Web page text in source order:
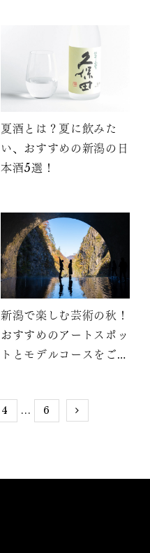
夏酒とは？夏に飲みた
い、おすすめの新潟の日
本酒5選！
新潟で楽しむ芸術の秋！
おすすめのアートスポッ
トとモデルコースをご紹
4 ... 6